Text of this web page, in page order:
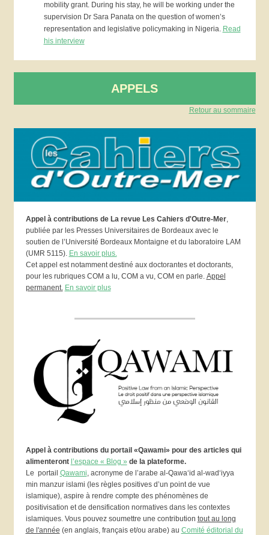
mobility grant. During his stay, he will be working under the
supervision Dr Sara Panata on the question of women’s
representation and legislative policymaking in Nigeria. Read
his interview
APPELS
Retour au sommaire
Appel à contributions de La revue Les Cahiers d'Outre-Mer,
publiée par les Presses Universitaires de Bordeaux avec le
soutien de l’Université Bordeaux Montaigne et du laboratoire LAM
(UMR 5115). En savoir plus.
Cet appel est notamment destiné aux doctorantes et doctorants,
pour les rubriques COM a lu, COM a vu, COM en parle. Appel
permanent. En savoir plus
Appel à contributions du portail «Qawami» pour des articles qui
alimenteront l’espace « Blog » de la plateforme.
Le portail Qawami, acronyme de l’arabe al-Qawa‘id al-wad‘iyya
min manzur islami (les règles positives d’un point de vue
islamique), aspire à rendre compte des phénomènes de
positivisation et de densification normatives dans les contextes
islamiques. Vous pouvez soumettre une contribution tout au long
de l'année (en anglais, français et/ou arabe) au Comité éditorial du